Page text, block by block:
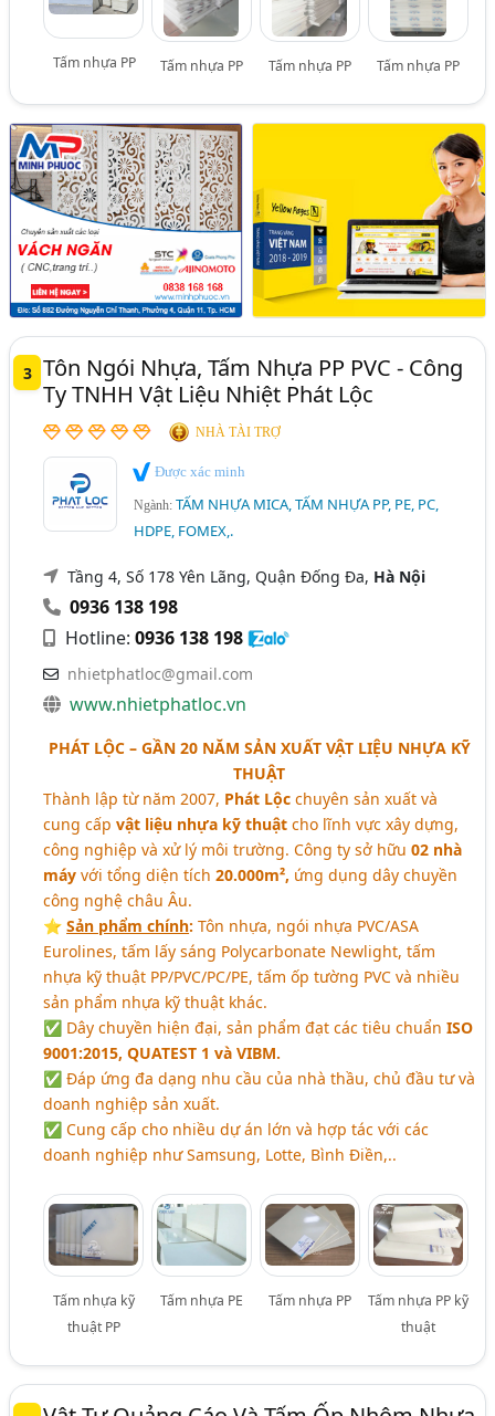
Tấm nhựa PP Tấm nhựa PP Tấm nhựa PP Tấm nhựa PP
3 Tôn Ngói Nhựa, Tấm Nhựa PP PVC - Công
Ty TNHH Vật Liệu Nhiệt Phát Lộc
NHÀ TÀI TRỢ
Được xác minh
Ngành:TẤM NHỰA MICA, TẤM NHỰA PP, PE, PC,
HDPE, FOMEX,.
Tầng 4, Số 178 Yên Lãng, Quận Đống Đa, Hà Nội
0936 138 198
Hotline:0936 138 198
nhietphatloc@gmail.com
www.nhietphatloc.vn
PHÁT LỘC – GẦN 20 NĂM SẢN XUẤT VẬT LIỆU NHỰA KỸ
THUẬT
Thành lập từ năm 2007, Phát Lộc chuyên sản xuất và
cung cấpvật liệu nhựa kỹ thuật cho lĩnh vực xây dựng,
công nghiệp và xử lý môi trường. Công ty sở hữu02 nhà
máy với tổng diện tích20.000m², ứng dụng dây chuyền
công nghệ châu Âu.
⭐️Sản phẩm chính: Tôn nhựa, ngói nhựa PVC/ASA
Eurolines, tấm lấy sáng Polycarbonate Newlight, tấm
nhựa kỹ thuật PP/PVC/PC/PE, tấm ốp tường PVC và nhiều
sản phẩm nhựa kỹ thuật khác.
✅ Dây chuyền hiện đại, sản phẩm đạt các tiêu chuẩnISO
9001:2015, QUATEST 1 và VIBM.
✅ Đáp ứng đa dạng nhu cầu của nhà thầu, chủ đầu tư và
doanh nghiệp sản xuất.
✅ Cung cấp cho nhiều dự án lớn và hợp tác với các
doanh nghiệp như Samsung, Lotte, Bình Điền,..
Tấm nhựa kỹ
thuật PP
Tấm nhựa PE Tấm nhựa PP
Tấm nhựa PP kỹ
thuật